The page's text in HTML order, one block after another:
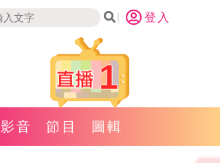
登入
1
影音 節目 圖輯